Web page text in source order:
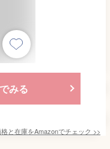
みる
と在庫をAmazonでチェック >>